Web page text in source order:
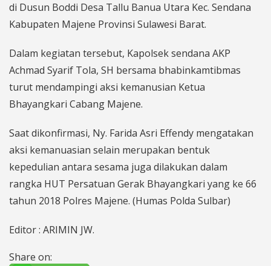
di Dusun Boddi Desa Tallu Banua Utara Kec. Sendana
Kabupaten Majene Provinsi Sulawesi Barat.
Dalam kegiatan tersebut, Kapolsek sendana AKP
Achmad Syarif Tola, SH bersama bhabinkamtibmas
turut mendampingi aksi kemanusian Ketua
Bhayangkari Cabang Majene.
Saat dikonfirmasi, Ny. Farida Asri Effendy mengatakan
aksi kemanuasian selain merupakan bentuk
kepedulian antara sesama juga dilakukan dalam
rangka HUT Persatuan Gerak Bhayangkari yang ke 66
tahun 2018 Polres Majene. (Humas Polda Sulbar)
Editor : ARIMIN JW.
Share on: